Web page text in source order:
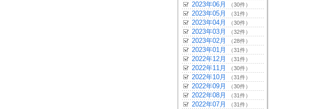
2023年06月 （30件）
2023年05月 （31件）
2023年04月 （30件）
2023年03月 （32件）
2023年02月 （28件）
2023年01月 （31件）
2022年12月 （31件）
2022年11月 （30件）
2022年10月 （31件）
2022年09月 （30件）
2022年08月 （31件）
2022年07月 （31件）